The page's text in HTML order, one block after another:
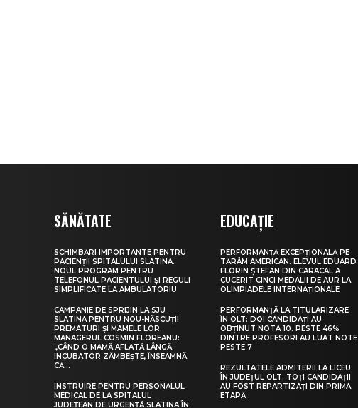
SĂNĂTATE
SCHIMBĂRI IMPORTANTE PENTRU
PACIENȚII SPITALULUI SLATINA.
NOUL PROGRAM PENTRU
TELEFONUL PACIENTULUI ȘI REGULI
SIMPLIFICATE LA AMBULATORIU
CAMPANIE DE SPRIJIN LA SJU
SLATINA PENTRU NOU-NĂSCUȚII
PREMATURI ȘI MAMELE LOR.
MANAGERUL COSMIN FLOREANU:
„CÂND O MAMĂ AFLATĂ LÂNGĂ
INCUBATOR ZÂMBEȘTE, ÎNSEAMNĂ
CĂ...
INSTRUIRE PENTRU PERSONALUL
MEDICAL DE LA SPITALUL
JUDEȚEAN DE URGENȚĂ SLATINA ÎN
EDUCAȚIE
PERFORMANȚĂ EXCEPȚIONALĂ PE
TĂRÂM AMERICAN. ELEVUL EDUARD
FLORIN ȘTEFAN DIN CARACAL A
CUCERIT CINCI MEDALII DE AUR LA
OLIMPIADELE INTERNAȚIONALE
PERFORMANȚĂ LA TITULARIZARE
ÎN OLT: DOI CANDIDAȚI AU
OBȚINUT NOTA 10. PESTE 46%
DINTRE PROFESORI AU LUAT NOTE
PESTE 7
REZULTATELE ADMITERII LA LICEU
ÎN JUDEȚUL OLT. TOȚI CANDIDAȚII
AU FOST REPARTIZAȚI DIN PRIMA
ETAPĂ